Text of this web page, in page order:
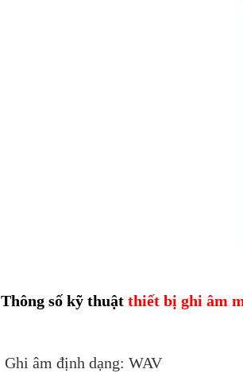
Thiết bị
Thông số kỹ thuật thiết bị ghi âm
Ghi âm định dạng: WAV